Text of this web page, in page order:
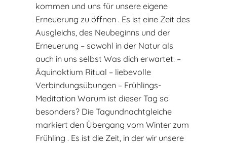
kommen und uns für unsere eigene
Erneuerung zu öffnen . Es ist eine Zeit des
Ausgleichs, des Neubeginns und der
Erneuerung – sowohl in der Natur als
auch in uns selbst Was dich erwartet: –
Äquinoktium Ritual – liebevolle
Verbindungsübungen – Frühlings-
Meditation Warum ist dieser Tag so
besonders? Die Tagundnachtgleiche
markiert den Übergang vom Winter zum
Frühling . Es ist die Zeit, in der wir unsere